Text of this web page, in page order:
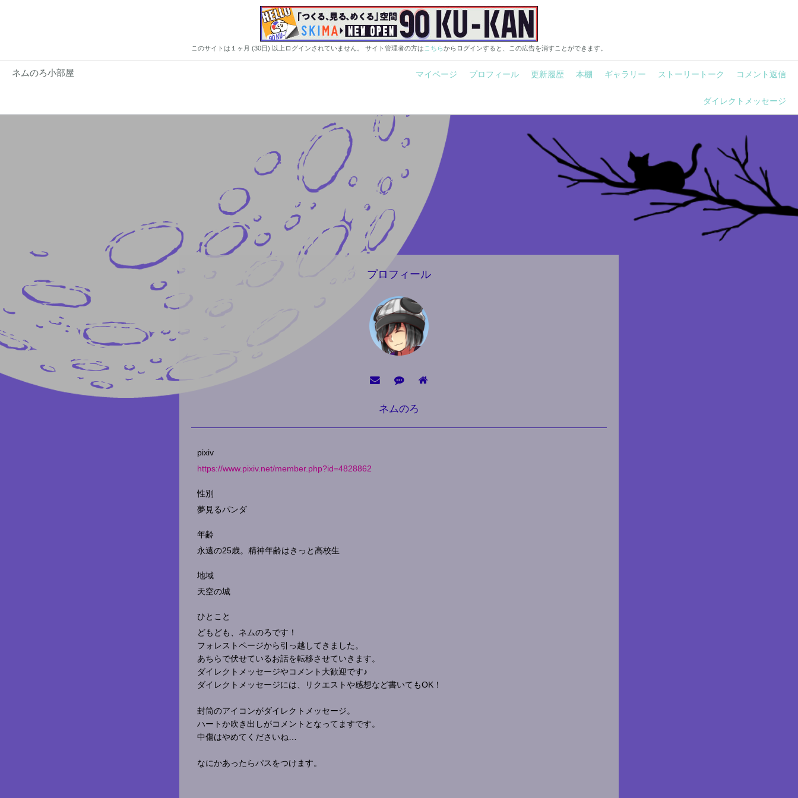
このサイトは１ヶ月 (30日) 以上ログインされていません。 サイト管理者の方は こちらからログインすると、この広告を消すことができます。
ネムのろ小部屋 マイページ プロフィール 更新履歴 本棚 ギャラリー ストーリートーク コメント返信
ダイレクトメッセージ
プロフィール
ネムのろ
pixiv
https://www.pixiv.net/member.php?id=4828862
性別
夢見るパンダ
年齢
永遠の25歳。精神年齢はきっと高校生
地域
天空の城
ひとこと
どもども、ネムのろです！
フォレストページから引っ越してきました。
あちらで伏せているお話を転移させていきます。
ダイレクトメッセージやコメント大歓迎です♪
ダイレクトメッセージには、リクエストや感想など書いてもOK！
封筒のアイコンがダイレクトメッセージ。
ハートか吹き出しがコメントとなってますです。
中傷はやめてくださいね…
なにかあったらパスをつけます。